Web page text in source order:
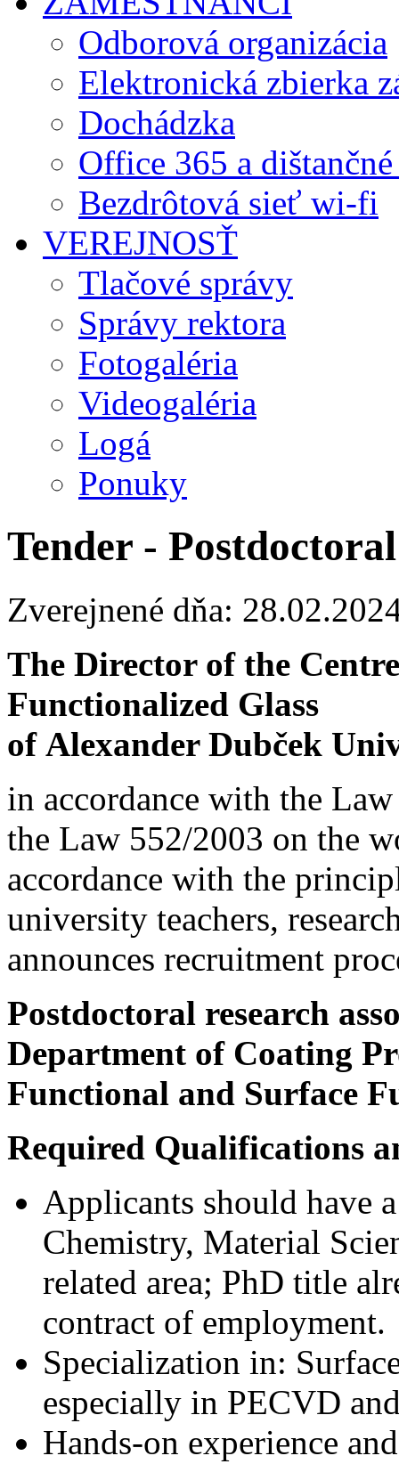
Odborová organizácia
Elektronická zbierka
Dochádzka
Office 365 a
Bezdrôtová sieť wi-fi
VEREJNOSŤ
Tlačové správy
Správy rektora
Fotogaléria
Videogaléria
Logá
Ponuky
Tender -
Zverejnené dňa:
The Director of the
Functionalized Glass
of Alexander Dubček
in accordance with the
the Law 552/2003 on the
accordance with the
university teachers,
announces recruitment
Postdoctoral research
Department of Coating
Functional and Surface
Required Qualifications
Applicants should have
Chemistry, Material
related area; PhD title
contract of employment.
Specialization in:
especially in PECVD
Hands-on experience